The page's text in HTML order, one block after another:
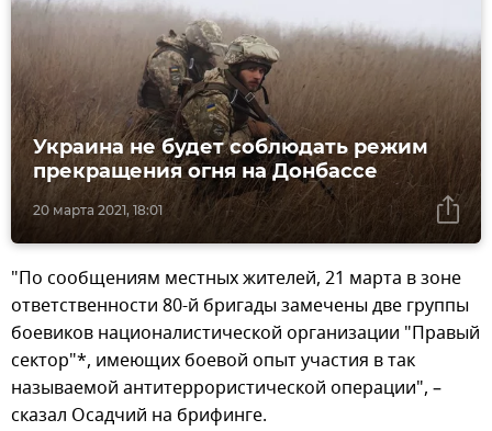
20 марта 2021, 18:01
Украина не будет соблюдать режим
прекращения огня на Донбассе
"По сообщениям местных жителей, 21 марта в зоне
ответственности 80-й бригады замечены две группы
боевиков националистической организации "Правый
сектор"*, имеющих боевой опыт участия в так
называемой антитеррористической операции", –
сказал Осадчий на брифинге.